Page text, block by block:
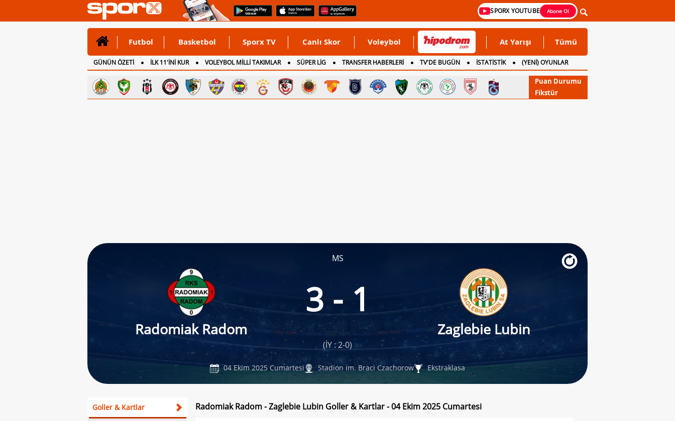
SPORX YOUTUBE Abone Ol
Futbol Basketbol Sporx TV Canlı Skor Voleybol At Yarışı Tümü
GÜNÜN ÖZETİ İLK 11'İNİ KUR VOLEYBOL MİLLİ TAKIMLAR SÜPER LİG TRANSFER HABERLERİ TV'DE BUGÜN İSTATİSTİK
(YENİ) OYUNLAR
CANLI ANLATIM
İNGİLTERE
Puan Durumu
Fikstür
MS
Radomiak Radom
3 - 1
Zaglebie Lubin
(İY : 2-0)
04 Ekim 2025 Cumartesi Stadion im. Braci Czachorow Ekstraklasa
Goller & Kartlar Radomiak Radom - Zaglebie Lubin Goller & Kartlar - 04 Ekim 2025 Cumartesi